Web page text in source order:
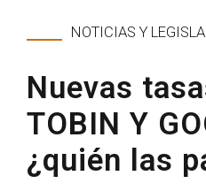
NOTICIAS Y
Nuevas
TOBIN Y
¿quién las